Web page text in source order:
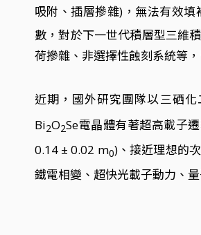
吸附、插層摻雜)，無法有效
數，對於下一世代積層型三維
荷摻雜、非選擇性蝕刻系統等
近期，國外研究團隊以三硒化
Bi2O2Se電晶體有著超高載子
0.14 ± 0.02 m0)、接近理想的
鐵電相變、超快光載子動力、